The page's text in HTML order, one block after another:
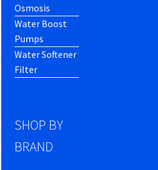
Osmosis
Water Boost
Pumps
Water Softener
Filter
SHOP BY
BRAND